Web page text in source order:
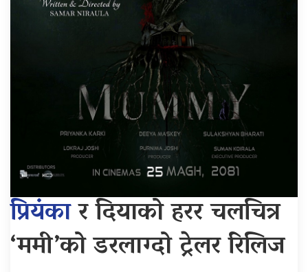
प्रियंकार दियाको हरर चलचित्र
‘ममी’को डरलाग्दो ट्रेलर रिलिज